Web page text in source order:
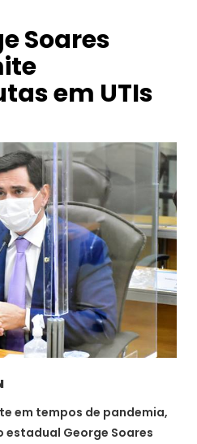
Soares
em UTIs
em tempos de pandemia,
George Soares